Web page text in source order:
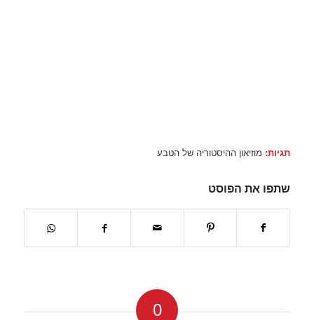
תגיות: מוזיאון ההיסטוריה של הטבע
שתפו את הפוסט
0